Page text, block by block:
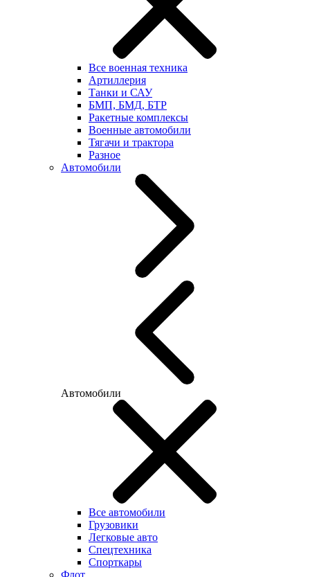
Все военная техника
Артиллерия
Танки и САУ
БМП, БМД, БТР
Ракетные комплексы
Военные автомобили
Тягачи и трактора
Разное
Автомобили
Автомобили
Все автомобили
Грузовики
Легковые авто
Спецтехника
Спорткары
Флот